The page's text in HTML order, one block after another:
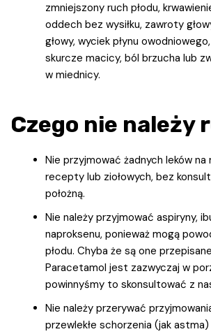
zmniejszony ruch płodu,
oddech bez wysiłku, zawroty
głowy, wyciek płynu
skurcze macicy, ból brzucha lub
w miednicy.
Czego nie należy
Nie przyjmować żadnych leków
recepty lub ziołowych, bez
położną.
Nie należy przyjmować aspiryny,
naproksenu, ponieważ mogą
płodu. Chyba że są one
Paracetamol jest zazwyczaj w
powinnyśmy to skonsultować z
Nie należy przerywać
przewlekłe schorzenia (jak